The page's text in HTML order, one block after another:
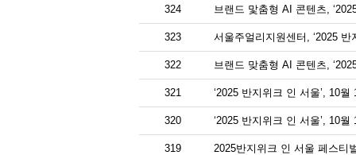
324 브랜드 맟춤형 AI 콘텐츠,
323 서울주얼리지원센터, ‘2025 반
322 브랜드 맞춤형 AI 콘텐츠,
321 ‘2025 반지위크 인 서울’, 10
320 ‘2025 반지위크 인 서울’, 10
319 2025반지위크 인 서울 페스티